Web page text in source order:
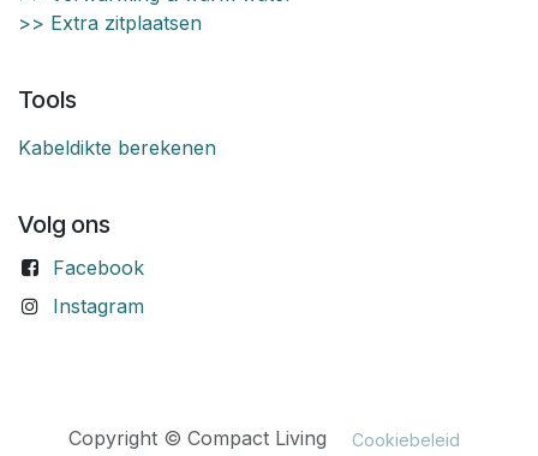
>> Extra zitplaatsen
Tools
Kabeldikte berekenen
Volg ons
Facebook
Instagram
Copyright © Compact Living Cookiebeleid